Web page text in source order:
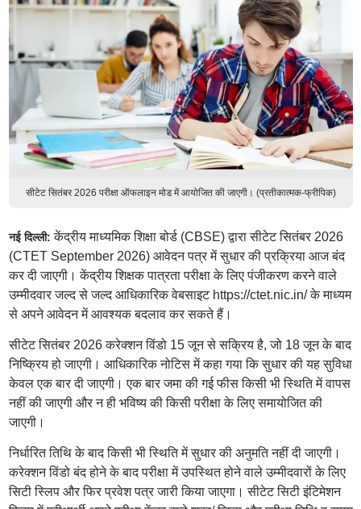
सीटेट सितंबर 2026 परीक्षा ऑफलाइन मोड में आयोजित की जाएगी। (प्रतीकात्मक-फ्रीपिक)
नई दिल्ली:केंद्रीय माध्यमिक शिक्षा बोर्ड (CBSE) द्वारा सीटेट सितंबर 2026
(CTET September 2026) आवेदन पत्र में सुधार की प्रक्रिया आज बंद
कर दी जाएगी। केंद्रीय शिक्षक पात्रता परीक्षा के लिए पंजीकरण करने वाले
उम्मीदवार जल्द से जल्द आधिकारिक वेबसाइट https://ctet.nic.in/ के माध्यम
से अपने आवेदन में आवश्यक बदलाव कर सकते हैं।
सीटेट सितंबर 2026 करेक्शन विंडो 15 जून से सक्रिय है, जो 18 जून के बाद
निष्क्रिय हो जाएगी। आधिकारिक नोटिस में कहा गया कि सुधार की यह सुविधा
केवल एक बार दी जाएगी। एक बार जमा की गई फीस किसी भी स्थिति में वापस
नहीं की जाएगी और न ही भविष्य की किसी परीक्षा के लिए समायोजित की
जाएगी।
निर्धारित तिथि के बाद किसी भी स्थिति में सुधार की अनुमति नहीं दी जाएगी।
करेक्शन विंडो बंद होने के बाद परीक्षा में उपस्थित होने वाले उम्मीदवारों के लिए
सिटी स्लिप और फिर प्रवेश पत्र जारी किया जाएगा। सीटेट सिटी इंटिमेशन